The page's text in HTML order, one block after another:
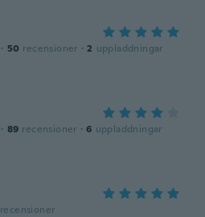
· 50 recensioner · 2 uppladdningar
· 89 recensioner · 6 uppladdningar
recensioner